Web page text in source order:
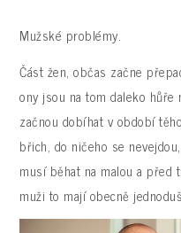
Mužské problémy.
Část žen, občas začne
ony jsou na tom daleko
začnou dobíhat v období
břich, do ničeho se
musí běhat na malou a před
muži to mají obecně